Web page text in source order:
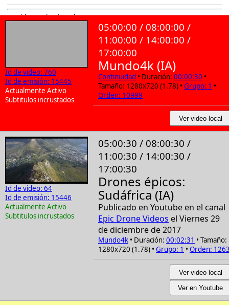
92 videos seleccionados
Id de video: 760
Id de emisión: 15445
Actualmente Activo
Subtitulos incrustados
05:00:00 / 08:00:00 /
11:00:00 / 14:00:00 /
17:00:00
Mundo4k (IA)
Continuidad • Duración: 00:00:30 •
Tamaño: 1280x720 (1.78) • Grupo: 1 •
Orden: 10999
Ver video local
Id de video: 64
Id de emisión: 15446
Actualmente Activo
Subtitulos incrustados
05:00:30 / 08:00:30 /
11:00:30 / 14:00:30 /
17:00:30
Drones épicos:
Sudáfrica (IA)
Publicado en Youtube en el canal
Epic Drone Videos el Viernes 29
de diciembre de 2017
Mundo4k • Duración: 00:02:31 • Tamaño:
1280x720 (1.78) • Grupo: 1 • Orden:
Ver video local
Ver en Youtube